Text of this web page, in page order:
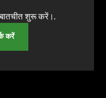
शुरू करें।.
करें